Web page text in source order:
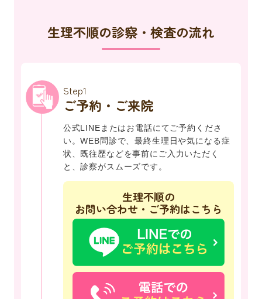
生理不順の診察・検査の流れ
Step1
ご予約・ご来院
公式LINEまたはお電話にてご予約くださ
い。WEB問診で、最終生理日や気になる症
状、既往歴などを事前にご入力いただく
と、診察がスムーズです。
生理不順の
お問い合わせ・ご予約はこちら